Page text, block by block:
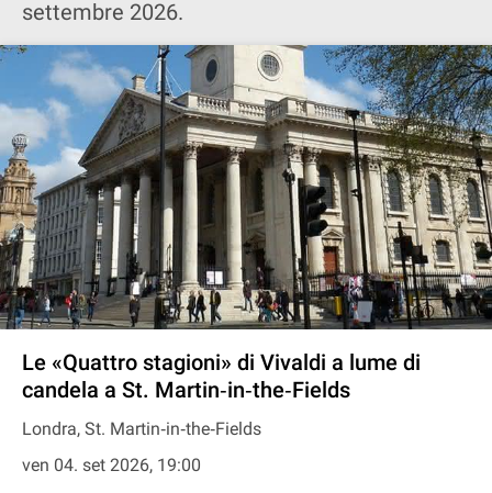
settembre 2026.
Le «Quattro stagioni» di Vivaldi a lume di
candela a St. Martin‐in‐the‐Fields
Londra, St. Martin‐in‐the‐Fields
ven 04. set 2026, 19:00